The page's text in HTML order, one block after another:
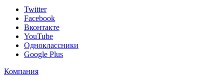
Twitter
Facebook
Вконтакте
YouTube
Одноклассники
Google Plus
Компания